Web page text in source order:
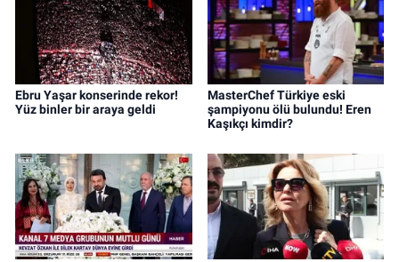
Ebru Yaşar konserinde rekor!
Yüz binler bir araya geldi
MasterChef Türkiye eski
şampiyonu ölü bulundu! Eren
Kaşıkçı kimdir?